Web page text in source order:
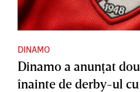
DINAMO
Dinamo a anunţat
înainte de derby-ul cu